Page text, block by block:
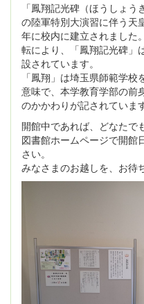
「鳳翔記光碑（ほうしょ
の陸軍特別大演習に伴う天
年に校内に建立されました
転により、「鳳翔記光碑」
設されています。
「鳳翔」は埼玉県師範学
意味で、本学教育学部の前
のかかわりが記されています
開館中であれば、どなたで
図書館ホームページで開館
さい。
みなさまのお越しを、お待